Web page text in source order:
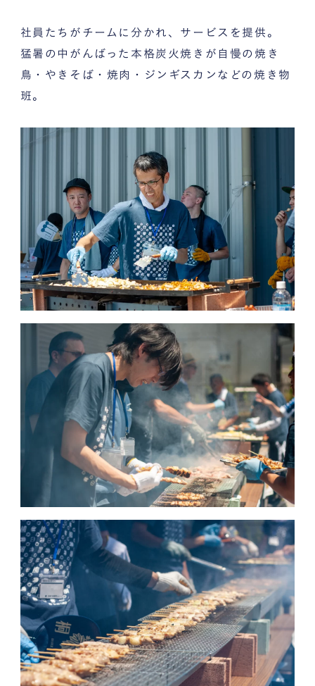
社員たちがチームに分かれ、サービスを提供。
猛暑の中がんばった本格炭火焼きが自慢の焼き
鳥・やきそば・焼肉・ジンギスカンなどの焼き物
班。